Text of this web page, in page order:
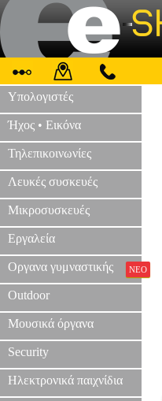
Υπολογιστές
Ήχος • Εικόνα
Τηλεπικοινωνίες
Λευκές συσκευές
Μικροσυσκευές
Εργαλεία
Οργανα γυμναστικής ΝΕΟ
Outdoor
Μουσικά όργανα
Security
Ηλεκτρονικά παιχνίδια